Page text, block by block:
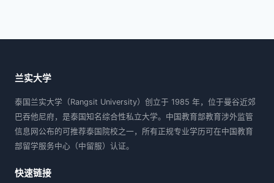
兰实大学
泰国兰实大学（Rangsit University）创立于 1985 年，位于曼谷近郊
巴吞他尼府，是泰国知名综合性私立大学。中国教育部教育涉外监管
信息网公布的可推荐泰国院校之一，所有正规专业学历可在中国教育
部留学服务中心（中留服）认证。
快速链接